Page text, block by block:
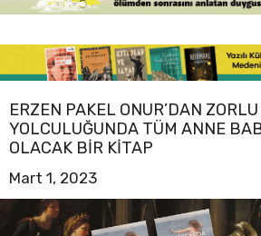
ERZEN PAKEL ONUR’DAN
YOLCULUĞUNDA TÜM ANNE
OLACAK BIR KITAP
Mart 1, 2023